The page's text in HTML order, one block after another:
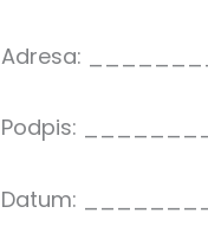
Adresa:
Podpis:
Datum: